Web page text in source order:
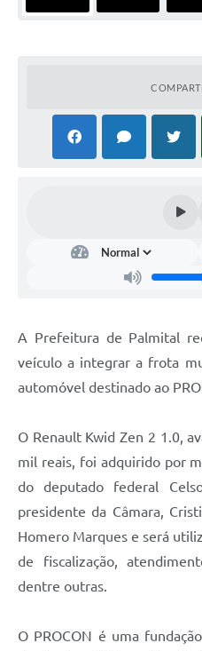
A Prefeitura de Palmital
veículo a integrar a frota
automóvel destinado ao
O Renault Kwid Zen 2 1.0,
mil reais, foi adquirido por
do deputado federal
presidente da Câmara,
Homero Marques e será
de fiscalização,
dentre outras.
O PROCON é uma